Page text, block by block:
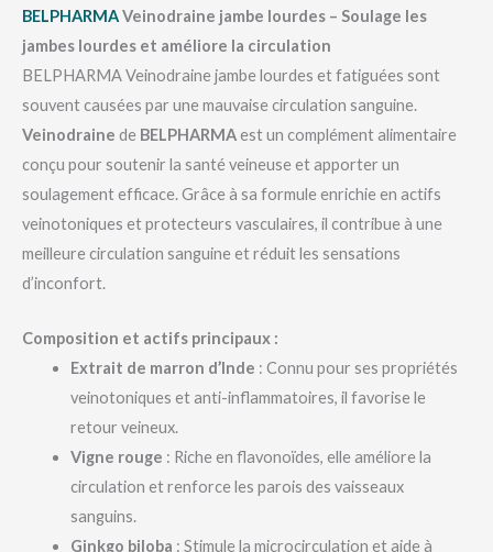
BELPHARMAVeinodraine jambe lourdes – Soulage les
jambes lourdes et améliore la circulation
BELPHARMA Veinodraine jambe lourdes et fatiguées sont
souvent causées par une mauvaise circulation sanguine.
Veinodraine de BELPHARMAest un complément alimentaire
conçu pour soutenir la santé veineuse et apporter un
soulagement efficace. Grâce à sa formule enrichie en actifs
veinotoniques et protecteurs vasculaires, il contribue à une
meilleure circulation sanguine et réduit les sensations
d’inconfort.
Composition et actifs principaux :
Extrait de marron d’Inde : Connu pour ses propriétés
veinotoniques et anti-inflammatoires, il favorise le
retour veineux.
Vigne rouge : Riche en flavonoïdes, elle améliore la
circulation et renforce les parois des vaisseaux
sanguins.
Ginkgo biloba : Stimule la microcirculation et aide à